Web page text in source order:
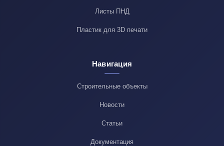
Листы ПНД
Пластик для 3D печати
Навигация
Строительные объекты
Новости
Статьи
Документация